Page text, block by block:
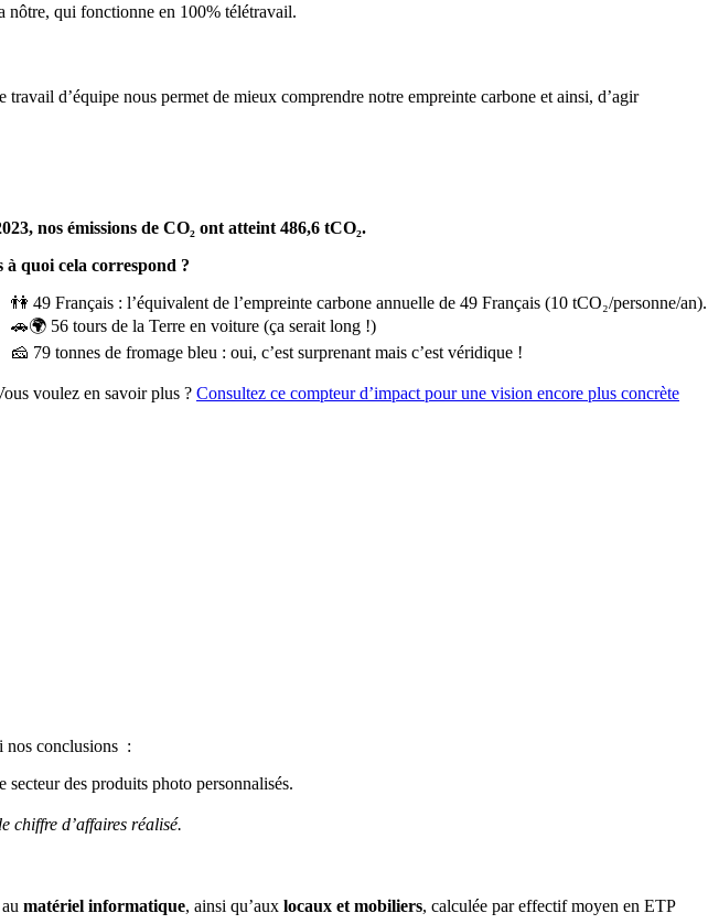
nôtre, qui fonctionne en 100% télétravail.
d’équipe nous permet de mieux comprendre notre empreinte carbone et ainsi, d’agir
nos émissions de CO₂ ont atteint 486,6 tCO₂.
à quoi cela correspond ?
👫 49 Français : l’équivalent de l’empreinte carbone annuelle de 49 Français (10 tCO₂/personne/an).
🚗🌍 56 tours de la Terre en voiture (ça serait long !)
🧀 79 tonnes de fromage bleu : oui, c’est surprenant mais c’est véridique !
voulez en savoir plus ? Consultez ce compteur d’impact pour une vision encore plus concrète
nos conclusions :
secteur des produits photo personnalisés.
chiffre d’affaires réalisé.
matériel informatique, ainsi qu’aux locaux et mobiliers, calculée par effectif moyen en ETP